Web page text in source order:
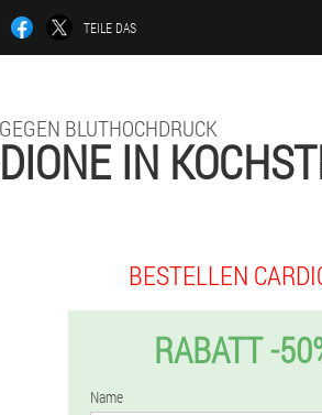
TEILE DAS
BLUTHOCHDRUCK
IN
BESTELLEN
RABATT -
Name